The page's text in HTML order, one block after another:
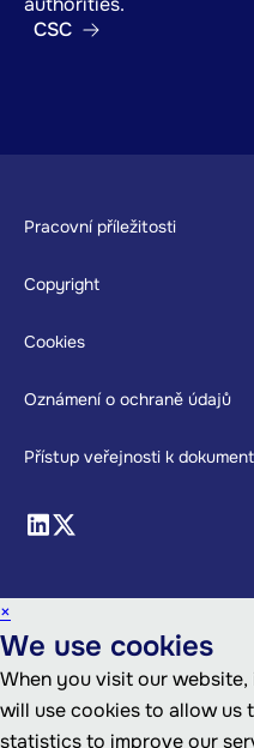
Footer
Pracovní příležitosti
Copyright
Cookies
Oznámení o ochraně údajů
Přístup veřejnosti k
CSC
×
We use cookies
When you visit our
will use cookies to allow
statistics to improve our